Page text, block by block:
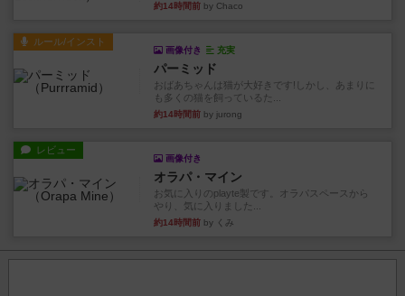
約14時間前 by Chaco
ルール/インスト
画像付き 充実
パーミッド
おばあちゃんは猫が大好きです!しかし、あまりに
も多くの猫を飼っているた...
約14時間前 by jurong
レビュー
画像付き
オラパ・マイン
お気に入りのplayte製です。オラパスペースから
やり、気に入りました...
約14時間前 by くみ